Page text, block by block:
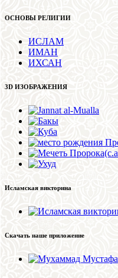
ОСНОВЫ РЕЛИГИИ
ИСЛАМ
ИМАН
ИХСАН
3D ИЗОБРАЖЕНИЯ
Исламская викторина
Скачать наше приложение